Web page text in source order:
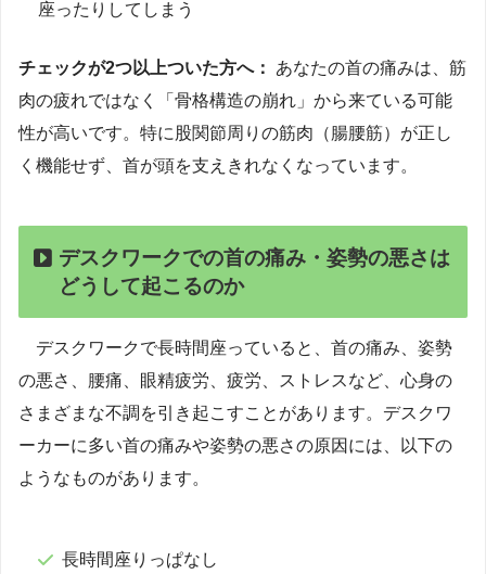
座ったりしてしまう
チェックが2つ以上ついた方へ：
あなたの首の痛みは、筋
肉の疲れではなく「骨格構造の崩れ」から来ている可能
性が高いです。特に股関節周りの筋肉（腸腰筋）が正し
く機能せず、首が頭を支えきれなくなっています。
デスクワークでの首の痛み・姿勢の悪さは
どうして起こるのか
デスクワークで長時間座っていると、首の痛み、姿勢
の悪さ、腰痛、眼精疲労、疲労、ストレスなど、心身の
さまざまな不調を引き起こすことがあります。デスクワ
ーカーに多い首の痛みや姿勢の悪さの原因には、以下の
ようなものがあります。
長時間座りっぱなし